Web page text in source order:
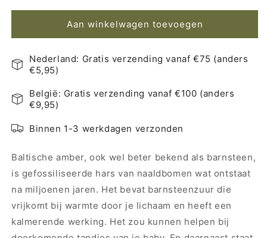
Barnsteen
Onvoorwaardelijke
liefde
Barnsteen
Baby
Onvoorwaardelijke
Aan winkelwagen toevoegen
Nederland: Gratis verzending vanaf €75 (anders
€5,95)
België: Gratis verzending vanaf €100 (anders
€9,95)
Binnen 1-3 werkdagen verzonden
Baltische amber, ook wel beter bekend als barnsteen,
is gefossiliseerde hars van naaldbomen wat ontstaat
na miljoenen jaren. Het bevat barnsteenzuur die
vrijkomt bij warmte door je lichaam en heeft een
kalmerende werking. Het zou kunnen helpen bij